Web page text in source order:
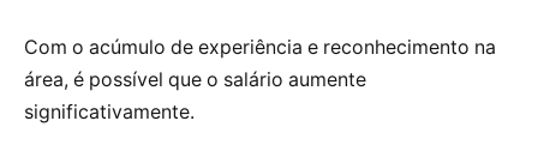
Com o acúmulo de experiência e reconhecimento na
área, é possível que o salário aumente
significativamente.